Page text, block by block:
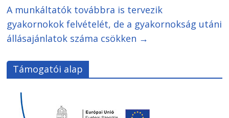
A munkáltatók továbbra is tervezik
gyakornokok felvételét, de a gyakornokság utáni
állásajánlatok száma csökken →
Támogatói alap